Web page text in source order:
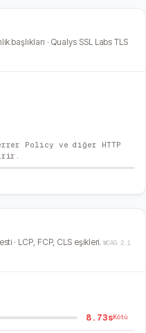
başlıkları · Qualys SSL Labs TLS
Policy ve diğer HTTP
· LCP, FCP, CLS eşikleri. WCAG 2.1
8.73sKötü